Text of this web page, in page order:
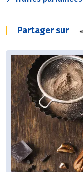
Partager sur